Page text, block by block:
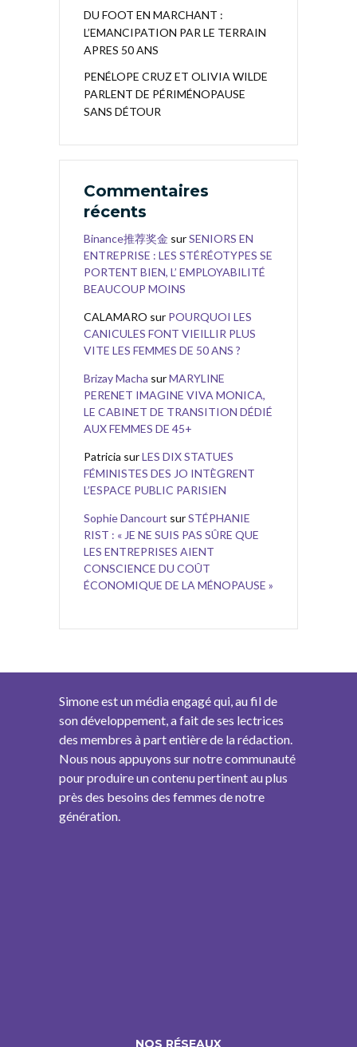
DU FOOT EN MARCHANT :
L’EMANCIPATION PAR LE TERRAIN
APRES 50 ANS
PENÉLOPE CRUZ ET OLIVIA WILDE
PARLENT DE PÉRIMÉNOPAUSE
SANS DÉTOUR
Commentaires
récents
Binance推荐奖金 surSENIORS EN
ENTREPRISE : LES STÉRÉOTYPES SE
PORTENT BIEN, L’ EMPLOYABILITÉ
BEAUCOUP MOINS
CALAMARO sur POURQUOI LES
CANICULES FONT VIEILLIR PLUS
VITE LES FEMMES DE 50 ANS ?
Brizay Macha surMARYLINE
PERENET IMAGINE VIVA MONICA,
LE CABINET DE TRANSITION DÉDIÉ
AUX FEMMES DE 45+
Patricia surLES DIX STATUES
FÉMINISTES DES JO INTÈGRENT
L’ESPACE PUBLIC PARISIEN
Sophie Dancourt surSTÉPHANIE
RIST : « JE NE SUIS PAS SÛRE QUE
LES ENTREPRISES AIENT
CONSCIENCE DU COÛT
ÉCONOMIQUE DE LA MÉNOPAUSE »
Simone est un média engagé qui, au fil de
son développement, a fait de ses lectrices
des membres à part entière de la rédaction.
Nous nous appuyons sur notre communauté
pour produire un contenu pertinent au plus
près des besoins des femmes de notre
génération.
NOS RÉSEAUX